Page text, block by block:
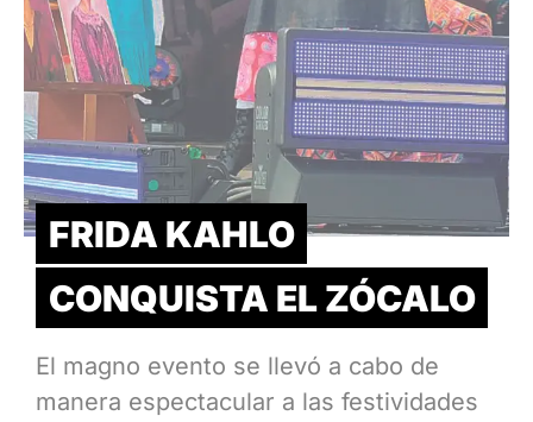
FRIDA KAHLO
CONQUISTA EL ZÓCALO
El magno evento se llevó a cabo de
manera espectacular a las festividades